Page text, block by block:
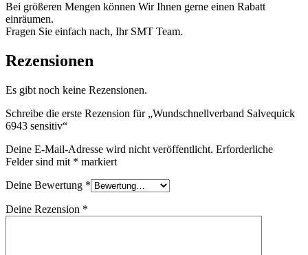
Bei größeren Mengen können Wir Ihnen gerne einen Rabatt
einräumen.
Fragen Sie einfach nach, Ihr SMT Team.
Rezensionen
Es gibt noch keine Rezensionen.
Schreibe die erste Rezension für „Wundschnellverband Salvequick
6943 sensitiv“
Deine E-Mail-Adresse wird nicht veröffentlicht. Erforderliche
Felder sind mit * markiert
Deine Bewertung *
Deine Rezension *